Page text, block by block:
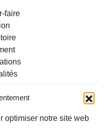
optimiser notre site web
faire